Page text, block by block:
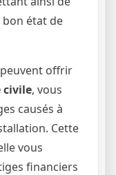
état de
offrir
civile, vous
causés à
Cette
vous
financiers